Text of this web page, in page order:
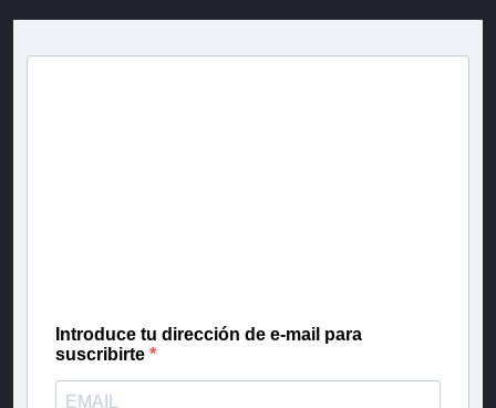
Introduce tu dirección de e-mail para
suscribirte